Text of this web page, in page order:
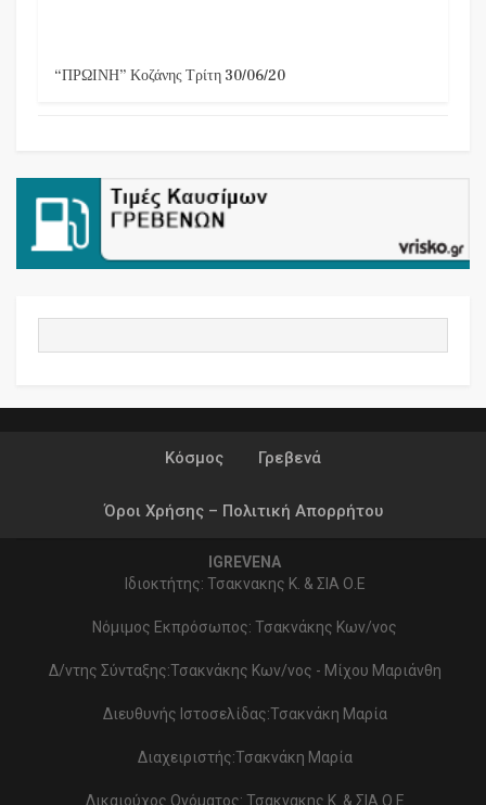
“ΠΡΩΙΝΗ” Κοζάνης Τρίτη 30/06/20
Κόσμος Γρεβενά
Όροι Χρήσης – Πολιτική Απορρήτου
IGREVENA
Ιδιοκτήτης: Τσακνακης Κ. & ΣΙΑ Ο.Ε
Νόμιμος Εκπρόσωπος: Τσακνάκης Κων/νος
Δ/ντης Σύνταξης:Τσακνάκης Κων/νος - Μίχου Μαριάνθη
Διευθυνής Ιστοσελίδας:Τσακνάκη Μαρία
Διαχειριστής:Τσακνάκη Μαρία
Δικαιούχος Ονόματος: Τσακνακης Κ. & ΣΙΑ Ο.Ε